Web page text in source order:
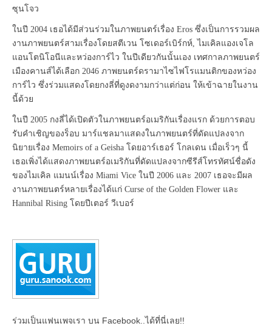
ซุนโจว
ในปี 2004 เธอได้มีส่วนร่วมในภาพยนตร์เรื่อง Eros ซึ่งเป็นการรวมผล
งานภาพยนตร์สามเรื่องโดยสตีเวน โซเดอร์เบิร์กห์, ไมเคิลแองเจโล
แอนโตนิโอนีและหว่องการ์ไว ในปีเดียวกันนั้นเอง เทศกาลภาพยนตร์
เมืองคานส์ได้เลือก 2046 ภาพยนตร์ดรามาไซไฟโรแมนติกของหว่อง
การ์ไว ซึ่งร่วมแสดงโดยกงลี่ที่ดูงดงามกว่าแต่ก่อน ให้เข้าฉายในงาน
นี้ด้วย
ในปี 2005 กงลี่ได้เปิดตัวในภาพยนตร์อเมริกันเรื่องแรก ด้วยการตอบ
รับคำเชิญของร็อบ มาร์แชลมาแสดงในภาพยนตร์ที่ดัดแปลงจาก
นิยายเรื่อง Memoirs of a Geisha โดยอาร์เธอร์ โกลเดน เมื่อเร็วๆ นี้
เธอเพิ่งได้แสดงภาพยนตร์อเมริกันที่ดัดแปลงจากซีรีส์โทรทัศน์ชื่อดัง
ของไมเคิล แมนน์เรื่อง Miami Vice ในปี 2006 และ 2007 เธอจะมีผล
งานภาพยนตร์หลายเรื่องได้แก่ Curse of the Golden Flower และ
Hannibal Rising โดยปีเตอร์ วีเบอร์
ร่วมเป็นแฟนเพจเรา บน Facebook..ได้ที่นี่เลย!!